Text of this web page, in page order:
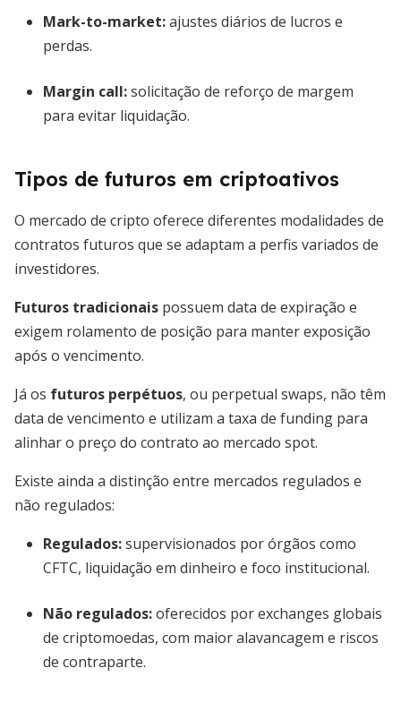
Mark-to-market:ajustes diários de lucros e
perdas.
Margin call:solicitação de reforço de margem
para evitar liquidação.
Tipos de futuros em criptoativos
O mercado de cripto oferece diferentes modalidades de
contratos futuros que se adaptam a perfis variados de
investidores.
Futuros tradicionais possuem data de expiração e
exigem rolamento de posição para manter exposição
após o vencimento.
Já os futuros perpétuos, ou perpetual swaps, não têm
data de vencimento e utilizam a taxa de funding para
alinhar o preço do contrato ao mercado spot.
Existe ainda a distinção entre mercados regulados e
não regulados:
Regulados:supervisionados por órgãos como
CFTC, liquidação em dinheiro e foco institucional.
Não regulados:oferecidos por exchanges globais
de criptomoedas, com maior alavancagem e riscos
de contraparte.